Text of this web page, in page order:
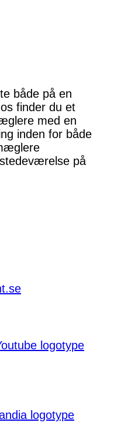
både på en
finder du et
med en
inden for både
på